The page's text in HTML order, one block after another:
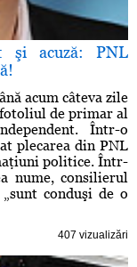
şi acuză: PNL
acum câteva zile
de primar al
Într-o
plecarea din PNL
politice. Într-
nume, consilierul
conduşi de o
407 vizualizări